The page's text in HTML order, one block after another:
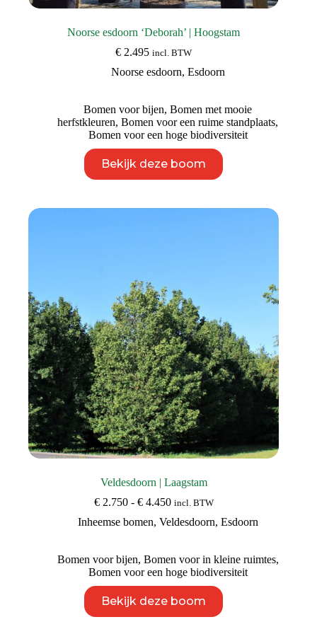
Noorse esdoorn ‘Deborah’ | Hoogstam
€ 2.495 incl. BTW
Noorse esdoorn, Esdoorn
Bomen voor bijen,Bomen met mooie
herfstkleuren,Bomen voor een ruime standplaats,
Bomen voor een hoge biodiversiteit
Bekijk deze boom
product
heeft
de
productpagina
Veldesdoorn | Laagstam
€2.750 - €4.450Prijsklasse:
tot
incl. BTW
Inheemse bomen, Veldesdoorn, Esdoorn
Bomen voor bijen, Bomen voor in kleine ruimtes,
Bomen voor een hoge biodiversiteit
Bekijk deze boom
product
heeft